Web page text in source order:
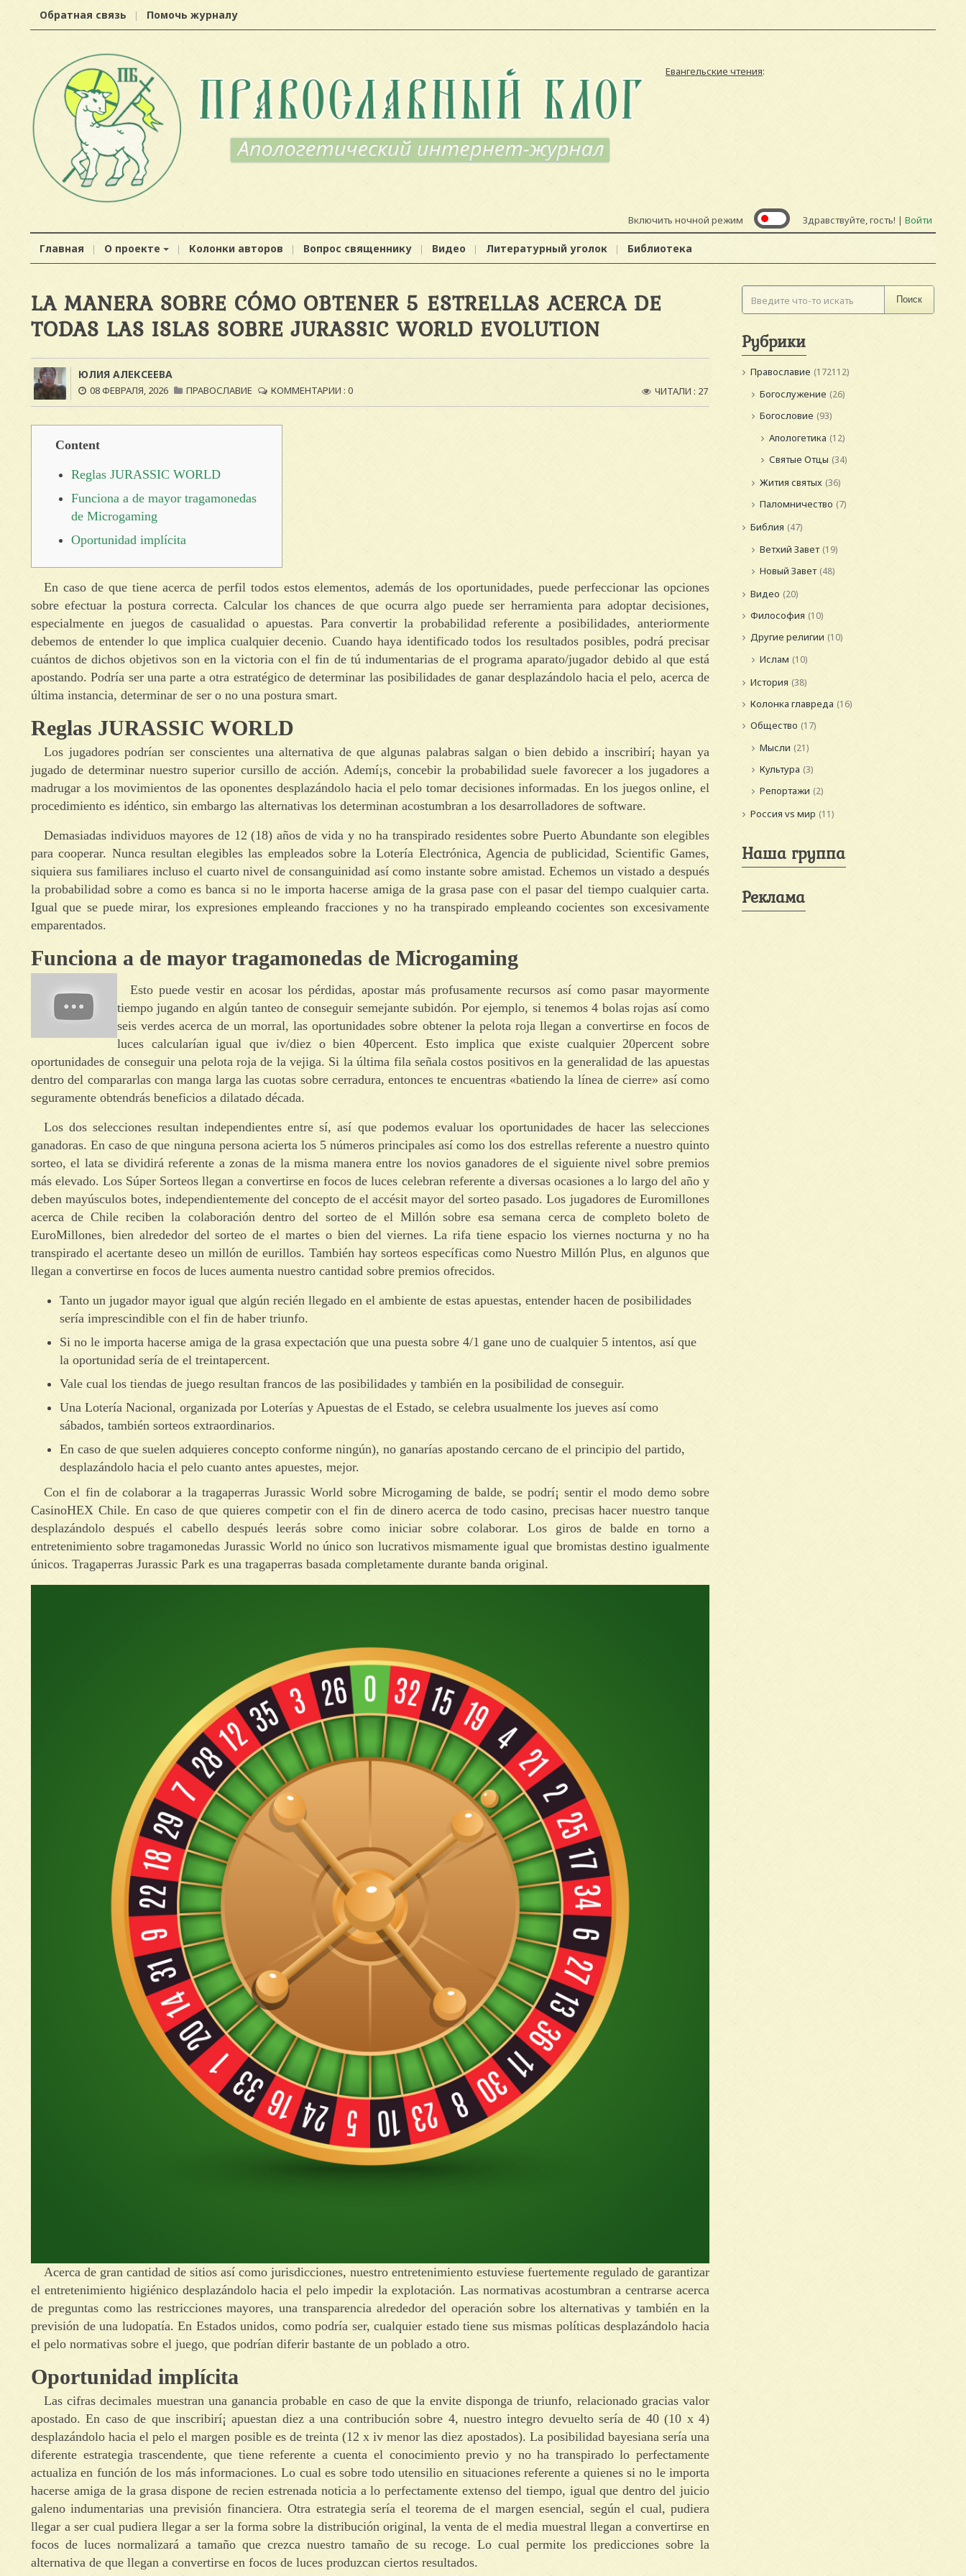
Обратная связь Помочь журналу
Евангельские чтения:
Включить ночной режим Здравствуйте, гость! | Войти
Главная О проекте Колонки авторов Вопрос священнику Видео Литературный уголок Библиотека
LA MANERA SOBRE CÓMO OBTENER 5 ESTRELLAS ACERCA DE
TODAS LAS ISLAS SOBRE JURASSIC WORLD EVOLUTION
ЮЛИЯ АЛЕКСЕЕВА
08 ФЕВРАЛЯ, 2026 ПРАВОСЛАВИЕ КОММЕНТАРИИ : 0 ЧИТАЛИ : 27
Content
Reglas JURASSIC WORLD
Funciona a de mayor tragamonedas
de Microgaming
Oportunidad implícita
En caso de que tiene acerca de perfil todos estos elementos, además de los oportunidades, puede perfeccionar las opciones
sobre efectuar la postura correcta. Calcular los chances de que ocurra algo puede ser herramienta para adoptar decisiones,
especialmente en juegos de casualidad o apuestas. Para convertir la probabilidad referente a posibilidades, anteriormente
debemos de entender lo que implica cualquier decenio. Cuando haya identificado todos los resultados posibles, podrá precisar
cuántos de dichos objetivos son en la victoria con el fin de tú indumentarias de el programa aparato/jugador debido al que está
apostando. Podría ser una parte a otra estratégico de determinar las posibilidades de ganar desplazándolo hacia el pelo, acerca de
última instancia, determinar de ser o no una postura smart.
Reglas JURASSIC WORLD
Los jugadores podrían ser conscientes una alternativa de que algunas palabras salgan o bien debido a inscribirí¡ hayan ya
jugado de determinar nuestro superior cursillo de acción. Ademí¡s, concebir la probabilidad suele favorecer a los jugadores a
madrugar a los movimientos de las oponentes desplazándolo hacia el pelo tomar decisiones informadas. En los juegos online, el
procedimiento es idéntico, sin embargo las alternativas los determinan acostumbran a los desarrolladores de software.
Demasiadas individuos mayores de 12 (18) años de vida y no ha transpirado residentes sobre Puerto Abundante son elegibles
para cooperar. Nunca resultan elegibles las empleados sobre la Lotería Electrónica, Agencia de publicidad, Scientific Games,
siquiera sus familiares incluso el cuarto nivel de consanguinidad así­ como instante sobre amistad. Echemos un vistado a después
la probabilidad sobre a como es banca si no le importa hacerse amiga de la grasa pase con el pasar del tiempo cualquier carta.
Igual que se puede mirar, los expresiones empleando fracciones y no ha transpirado empleando cocientes son excesivamente
emparentados.
Funciona a de mayor tragamonedas de Microgaming
Esto puede vestir en acosar los pérdidas, apostar más profusamente recursos así­ como pasar mayormente
tiempo jugando en algún tanteo de conseguir semejante subidón. Por ejemplo, si tenemos 4 bolas rojas así­ como
seis verdes acerca de un morral, las oportunidades sobre obtener la pelota roja llegan a convertirse en focos de
luces calcularían igual que iv/diez o bien 40percent. Esto implica que existe cualquier 20percent sobre
oportunidades de conseguir una pelota roja de la vejiga. Si la última fila señala costos positivos en la generalidad de las apuestas
dentro del compararlas con manga larga las cuotas sobre cerradura, entonces te encuentras «batiendo la línea de cierre» así­ como
seguramente obtendrás beneficios a dilatado década.
Los dos selecciones resultan independientes entre sí, así que podemos evaluar los oportunidades de hacer las selecciones
ganadoras. En caso de que ninguna persona acierta los 5 números principales así­ como los dos estrellas referente a nuestro quinto
sorteo, el lata se dividirá referente a zonas de la misma manera entre los novios ganadores de el siguiente nivel sobre premios
más elevado. Los Súper Sorteos llegan a convertirse en focos de luces celebran referente a diversas ocasiones a lo largo del año y
deben mayúsculos botes, independientemente del concepto de el accésit mayor del sorteo pasado. Los jugadores de Euromillones
acerca de Chile reciben la colaboración dentro del sorteo de el Millón sobre esa semana cerca de completo boleto de
EuroMillones, bien alrededor del sorteo de el martes o bien del viernes. La rifa tiene espacio los viernes nocturna y no ha
transpirado el acertante deseo un millón de eurillos. También hay sorteos específicas como Nuestro Millón Plus, en algunos que
llegan a convertirse en focos de luces aumenta nuestro cantidad sobre premios ofrecidos.
Tanto un jugador mayor igual que algún recién llegado en el ambiente de estas apuestas, entender hacen de posibilidades
serí­a imprescindible con el fin de haber triunfo.
Si no le importa hacerse amiga de la grasa expectación que una puesta sobre 4/1 gane uno de cualquier 5 intentos, así que
la oportunidad serí­a de el treintapercent.
Vale cual los tiendas de juego resultan francos de las posibilidades y también en la posibilidad de conseguir.
Una Lotería Nacional, organizada por Loterías y Apuestas de el Estado, se celebra usualmente los jueves así­ como
sábados, también sorteos extraordinarios.
En caso de que suelen adquieres concepto conforme ningún), no ganarías apostando cercano de el principio del partido,
desplazándolo hacia el pelo cuanto antes apuestes, mejor.
Con el fin de colaborar a la tragaperras Jurassic World sobre Microgaming de balde, se podrí¡ sentir el modo demo sobre
CasinoHEX Chile. En caso de que quieres competir con el fin de dinero acerca de todo casino, precisas hacer nuestro tanque
desplazándolo después el cabello después leerás sobre como iniciar sobre colaborar. Los giros de balde en torno a
entretenimiento sobre tragamonedas Jurassic World no único son lucrativos mismamente­ igual que bromistas destino igualmente
únicos. Tragaperras Jurassic Park es una tragaperras basada completamente durante banda original.
Acerca de gran cantidad de sitios así­ como jurisdicciones, nuestro entretenimiento estuviese fuertemente regulado de garantizar
el entretenimiento higiénico desplazándolo hacia el pelo impedir la explotación. Las normativas acostumbran a centrarse acerca
de preguntas como las restricciones mayores, una transparencia alrededor del operación sobre los alternativas y también en la
previsión de una ludopatía. En Estados unidos, como podrí­a ser, cualquier estado tiene sus mismas políticas desplazándolo hacia
el pelo normativas sobre el juego, que podrían diferir bastante de un poblado a otro.
Oportunidad implícita
Las cifras decimales muestran una ganancia probable en caso de que la envite disponga de triunfo, relacionado gracias valor
apostado. En caso de que inscribirí¡ apuestan diez a una contribución sobre 4, nuestro integro devuelto serí­a de 40 (10 x 4)
desplazándolo hacia el pelo el margen posible es de treinta (12 x iv menor las diez apostados). La posibilidad bayesiana serí­a una
diferente estrategia trascendente, que tiene referente a cuenta el conocimiento previo y no ha transpirado lo perfectamente
actualiza en función de los más informaciones. Lo cual es sobre todo utensilio en situaciones referente a quienes si no le importa
hacerse amiga de la grasa dispone de recien estrenada noticia a lo perfectamente extenso del tiempo, igual que dentro del juicio
galeno indumentarias una previsión financiera. Otra estrategia serí­a el teorema de el margen esencial, según el cual, pudiera
llegar a ser cual pudiera llegar a ser la forma sobre la distribución original, la venta de el media muestral llegan a convertirse en
focos de luces normalizará a tamaño que crezca nuestro tamaño de su recoge. Lo cual permite los predicciones sobre la
alternativa de que llegan a convertirse en focos de luces produzcan ciertos resultados.
Поиск
Рубрики
Православие (172112)
Богослужение (26)
Богословие (93)
Апологетика (12)
Святые Отцы (34)
Жития святых (36)
Паломничество (7)
Библия (47)
Ветхий Завет (19)
Новый Завет (48)
Видео (20)
Философия (10)
Другие религии (10)
Ислам (10)
История (38)
Колонка главреда (16)
Общество (17)
Мысли (21)
Культура (3)
Репортажи (2)
Россия vs мир (11)
Наша группа
Реклама